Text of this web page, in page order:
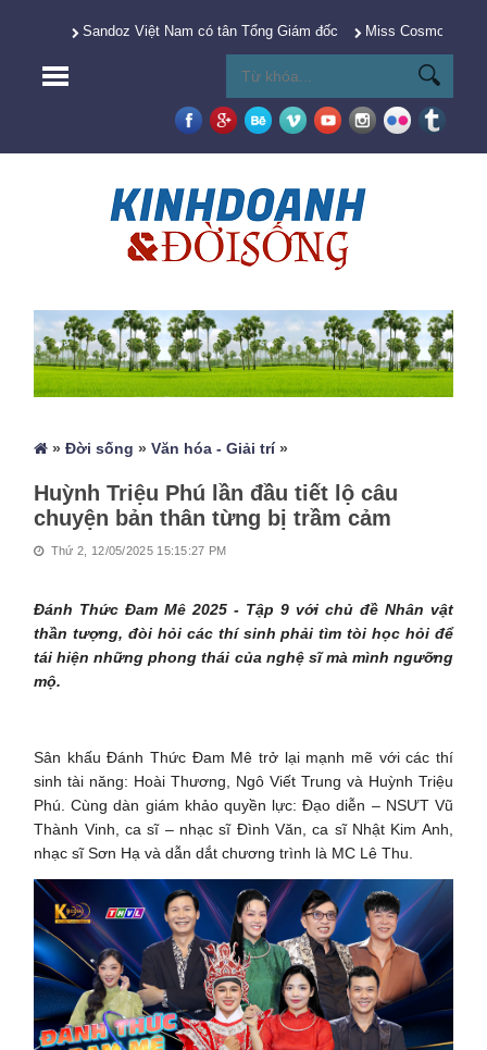
Sandoz Việt Nam có tân Tổng Giám đốc Miss Cosmo 2025
»Đời sống »Văn hóa - Giải trí»
Huỳnh Triệu Phú lần đầu tiết lộ câu
chuyện bản thân từng bị trầm cảm
Thứ 2, 12/05/2025 15:15:27 PM
Đánh Thức Đam Mê 2025 - Tập 9 với chủ đề Nhân vật
thần tượng, đòi hỏi các thí sinh phải tìm tòi học hỏi để
tái hiện những phong thái của nghệ sĩ mà mình ngưỡng
mộ.
Sân khấu Đánh Thức Đam Mê trở lại mạnh mẽ với các thí
sinh tài năng: Hoài Thương, Ngô Viết Trung và Huỳnh Triệu
Phú. Cùng dàn giám khảo quyền lực: Đạo diễn – NSƯT Vũ
Thành Vinh, ca sĩ – nhạc sĩ Đình Văn, ca sĩ Nhật Kim Anh,
nhạc sĩ Sơn Hạ và dẫn dắt chương trình là MC Lê Thu.